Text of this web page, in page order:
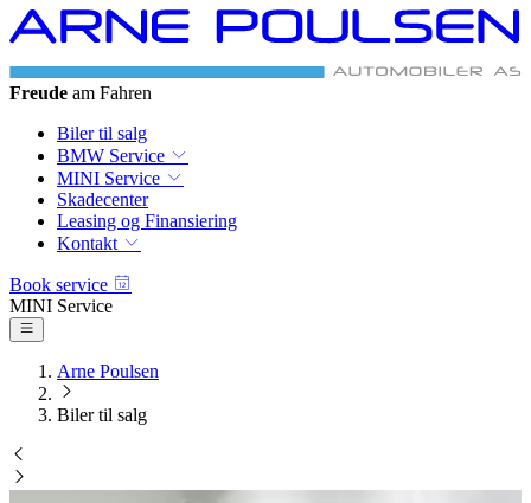
BMW & MINIAutoriseret Service
Biler til salg
BMW Service
MINI Service
Skadecenter
Leasing og Finansiering
Kontakt
Book service
BMW Service
Arne Poulsen
Biler til salg